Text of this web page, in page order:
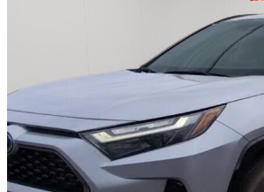
2023 Toyota RAV4 Prime